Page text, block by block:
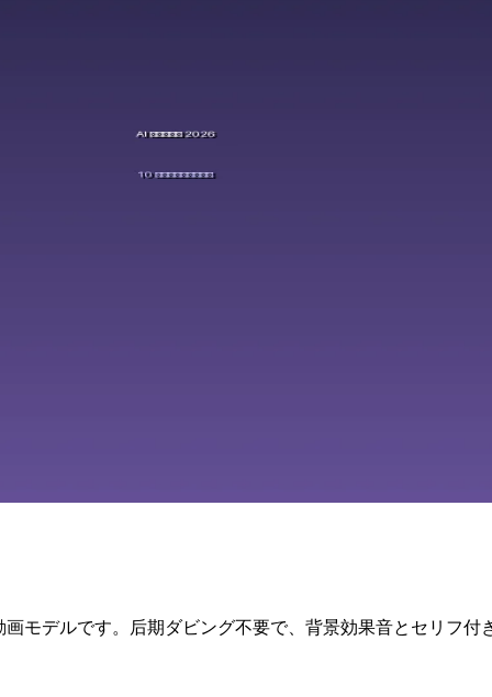
モデルです。后期ダビング不要で、背景効果音とセリフ